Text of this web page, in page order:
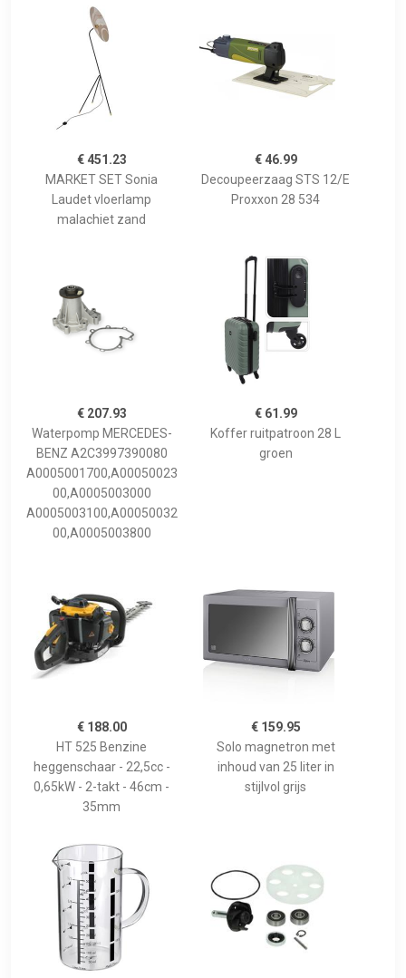
€ 451.23
MARKET SET Sonia
Laudet vloerlamp
malachiet zand
€ 46.99
Decoupeerzaag STS 12/E
Proxxon 28 534
€ 207.93
Waterpomp MERCEDES-
BENZ A2C3997390080
A0005001700,A00050023
00,A0005003000
A0005003100,A00050032
00,A0005003800
€ 61.99
Koffer ruitpatroon 28 L
groen
€ 188.00
HT 525 Benzine
heggenschaar - 22,5cc -
0,65kW - 2-takt - 46cm -
35mm
€ 159.95
Solo magnetron met
inhoud van 25 liter in
stijlvol grijs